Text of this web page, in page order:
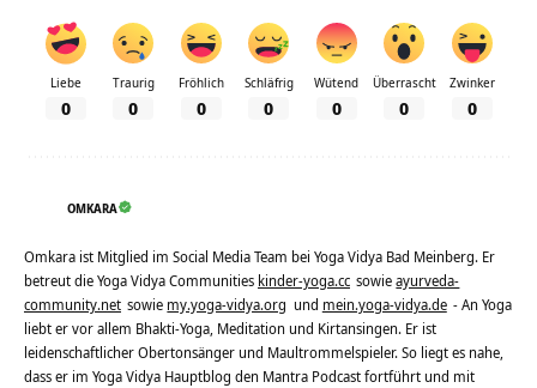
Liebe
0
Traurig
0
Fröhlich
0
Schläfrig
0
Wütend
0
Überrascht
0
Zwinker
0
OMKARA
Omkara ist Mitglied im Social Media Team bei Yoga Vidya Bad Meinberg. Er
betreut die Yoga Vidya Communities kinder-yoga.cc sowieayurveda-
community.net sowie my.yoga-vidya.org und mein.yoga-vidya.de - An Yoga
liebt er vor allem Bhakti-Yoga, Meditation und Kirtansingen. Er ist
leidenschaftlicher Obertonsänger und Maultrommelspieler. So liegt es nahe,
dass er im Yoga Vidya Hauptblog den Mantra Podcast fortführt und mit